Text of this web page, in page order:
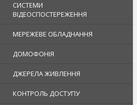
СИСТЕМИ
ВІДЕОСПОСТЕРЕЖЕННЯ
МЕРЕЖЕВЕ ОБЛАДНАННЯ
ДОМОФОНІЯ
ДЖЕРЕЛА ЖИВЛЕННЯ
КОНТРОЛЬ ДОСТУПУ